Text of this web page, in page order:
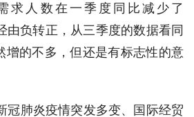
求人数在一季度同比减少了
由负转正，从三季度的数据看同
增的不多，但还是有标志性的意
冠肺炎疫情突发多变、国际经贸